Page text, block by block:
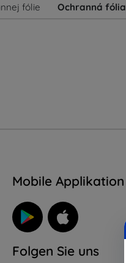
fólie
Ochranná fólia
Mobile Applikation
Folgen Sie uns